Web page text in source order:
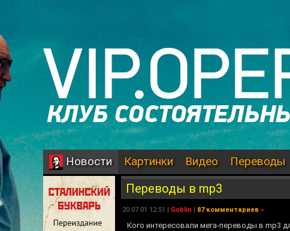
Новости Картинки Видео Переводы
Переводы в mp3
20.07.01 12:51 | Goblin | 87 комментариев »
Кого интересовали мега-переводы в mp3